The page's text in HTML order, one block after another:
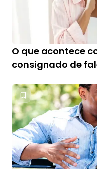
O que acontece
consignado de